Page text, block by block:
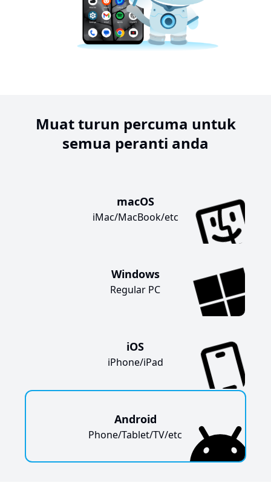
Muat turun percuma untuk
semua peranti anda
macOS
iMac/MacBook/etc
Windows
Regular PC
iOS
iPhone/iPad
Android
Phone/Tablet/TV/etc